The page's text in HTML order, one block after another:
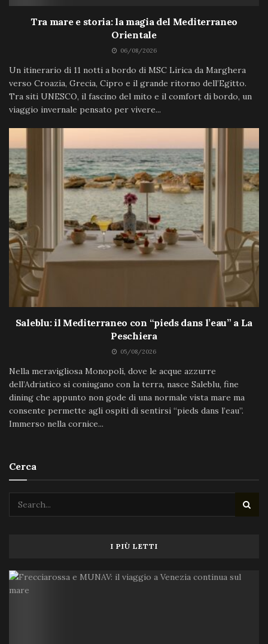
Tra mare e storia: la magia del Mediterraneo
Orientale
06/08/2026
Un itinerario di 11 notti a bordo di MSC Lirica da Marghera
verso Croazia, Grecia, Cipro e il grande ritorno dell’Egitto.
Tra siti UNESCO, il fascino del mito e il comfort di bordo, un
viaggio invernale pensato per vivere...
Saleblu: il Mediterraneo con “pieds dans l’eau” a La
Peschiera
05/08/2026
Nella meravigliosa Monopoli, dove le acque azzurre
dell’Adriatico si coniugano con la terra, nasce Saleblu, fine
dining che appunto non gode di una normale vista mare ma
consente permette agli ospiti di sentirsi “pieds dans l’eau”.
Immerso nella cornice...
Cerca
I PIÙ LETTI